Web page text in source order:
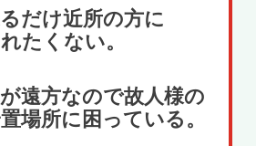
だけ近所の方に
たくない。
遠方なので故人様の
場所に困っている。